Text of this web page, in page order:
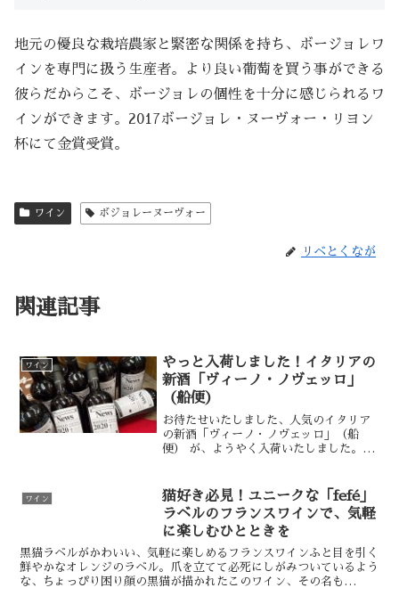
地元の優良な栽培農家と緊密な関係を持ち、ボージョレワ
インを専門に扱う生産者。より良い葡萄を買う事ができる
彼らだからこそ、ボージョレの個性を十分に感じられるワ
インができます。2017ボージョレ・ヌーヴォー・リヨン
杯にて金賞受賞。
ワイン ボジョレーヌーヴォー
リベとくなが
関連記事
ワイン
やっと入荷しました！イタリアの
新酒「ヴィーノ・ノヴェッロ」
（船便）
お待たせいたしました、人気のイタリア
の新酒「ヴィーノ・ノヴェッロ」（船
便） が、ようやく入荷いたしました。お
お待たせいたしました、ご来店を心より
お待ちしております。
ワイン
猫好き必見！ユニークな「fefé」
ラベルのフランスワインで、気軽
に楽しむひとときを
黒猫ラベルがかわいい、気軽に楽しめるフランスワインふと目を引く
鮮やかなオレンジのラベル。爪を立てて必死にしがみついているよう
な、ちょっぴり困り顔の黒猫が描かれたこのワイン、その名も